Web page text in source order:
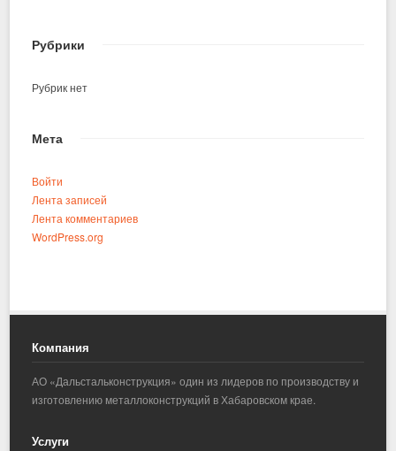
Рубрики
Рубрик нет
Мета
Войти
Лента записей
Лента комментариев
WordPress.org
Компания
АО «Дальстальконструкция» один из лидеров по производству и
изготовлению металлоконструкций в Хабаровском крае.
Услуги